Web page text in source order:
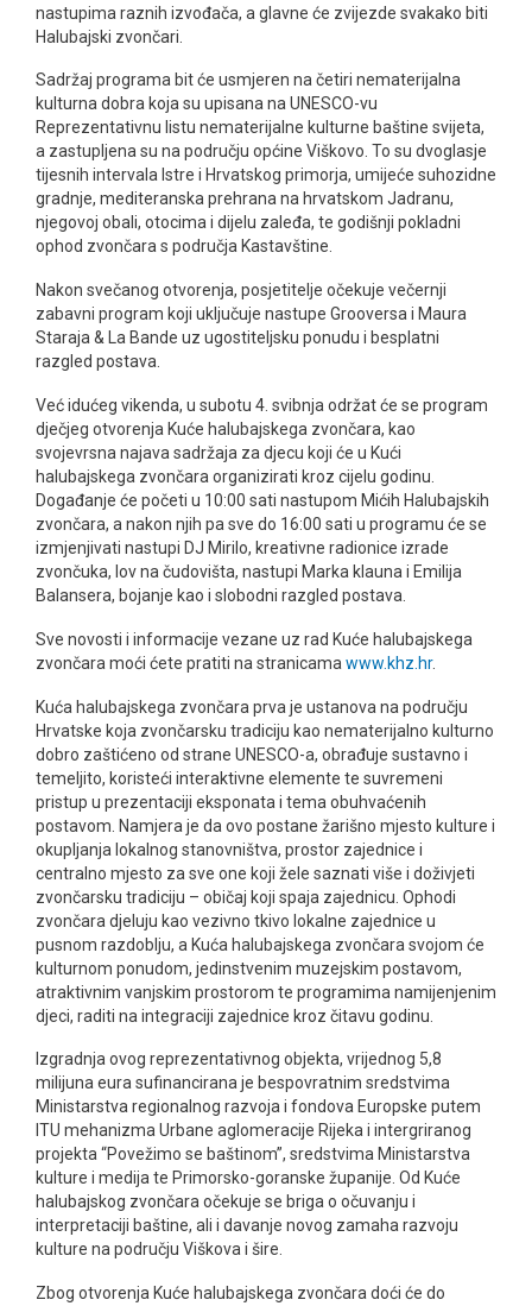
nastupima raznih izvođača, a glavne će zvijezde svakako biti
Halubajski zvončari.
Sadržaj programa bit će usmjeren na četiri nematerijalna
kulturna dobra koja su upisana na UNESCO-vu
Reprezentativnu listu nematerijalne kulturne baštine svijeta,
a zastupljena su na području općine Viškovo. To su dvoglasje
tijesnih intervala Istre i Hrvatskog primorja, umijeće suhozidne
gradnje, mediteranska prehrana na hrvatskom Jadranu,
njegovoj obali, otocima i dijelu zaleđa, te godišnji pokladni
ophod zvončara s područja Kastavštine.
Nakon svečanog otvorenja, posjetitelje očekuje večernji
zabavni program koji uključuje nastupe Grooversa i Maura
Staraja & La Bande uz ugostiteljsku ponudu i besplatni
razgled postava.
Već idućeg vikenda, u subotu 4. svibnja održat će se program
dječjeg otvorenja Kuće halubajskega zvončara, kao
svojevrsna najava sadržaja za djecu koji će u Kući
halubajskega zvončara organizirati kroz cijelu godinu.
Događanje će početi u 10:00 sati nastupom Mićih Halubajskih
zvončara, a nakon njih pa sve do 16:00 sati u programu će se
izmjenjivati nastupi DJ Mirilo, kreativne radionice izrade
zvončuka, lov na čudovišta, nastupi Marka klauna i Emilija
Balansera, bojanje kao i slobodni razgled postava.
Sve novosti i informacije vezane uz rad Kuće halubajskega
zvončara moći ćete pratiti na stranicama www.khz.hr.
Kuća halubajskega zvončara prva je ustanova na području
Hrvatske koja zvončarsku tradiciju kao nematerijalno kulturno
dobro zaštićeno od strane UNESCO-a, obrađuje sustavno i
temeljito, koristeći interaktivne elemente te suvremeni
pristup u prezentaciji eksponata i tema obuhvaćenih
postavom. Namjera je da ovo postane žarišno mjesto kulture i
okupljanja lokalnog stanovništva, prostor zajednice i
centralno mjesto za sve one koji žele saznati više i doživjeti
zvončarsku tradiciju – običaj koji spaja zajednicu. Ophodi
zvončara djeluju kao vezivno tkivo lokalne zajednice u
pusnom razdoblju, a Kuća halubajskega zvončara svojom će
kulturnom ponudom, jedinstvenim muzejskim postavom,
atraktivnim vanjskim prostorom te programima namijenjenim
djeci, raditi na integraciji zajednice kroz čitavu godinu.
Izgradnja ovog reprezentativnog objekta, vrijednog 5,8
milijuna eura sufinancirana je bespovratnim sredstvima
Ministarstva regionalnog razvoja i fondova Europske putem
ITU mehanizma Urbane aglomeracije Rijeka i intergriranog
projekta “Povežimo se baštinom”, sredstvima Ministarstva
kulture i medija te Primorsko-goranske županije. Od Kuće
halubajskog zvončara očekuje se briga o očuvanju i
interpretaciji baštine, ali i davanje novog zamaha razvoju
kulture na području Viškova i šire.
Zbog otvorenja Kuće halubajskega zvončara doći će do